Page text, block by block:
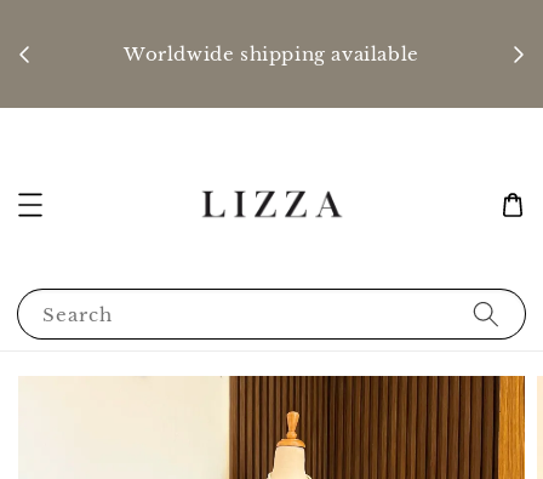
Worldwide shipping available
Search